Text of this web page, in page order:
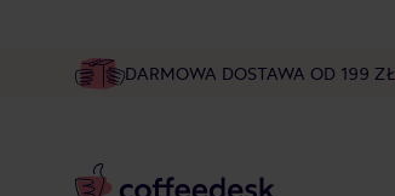
DARMOWA DOSTAWA OD 199 ZŁ